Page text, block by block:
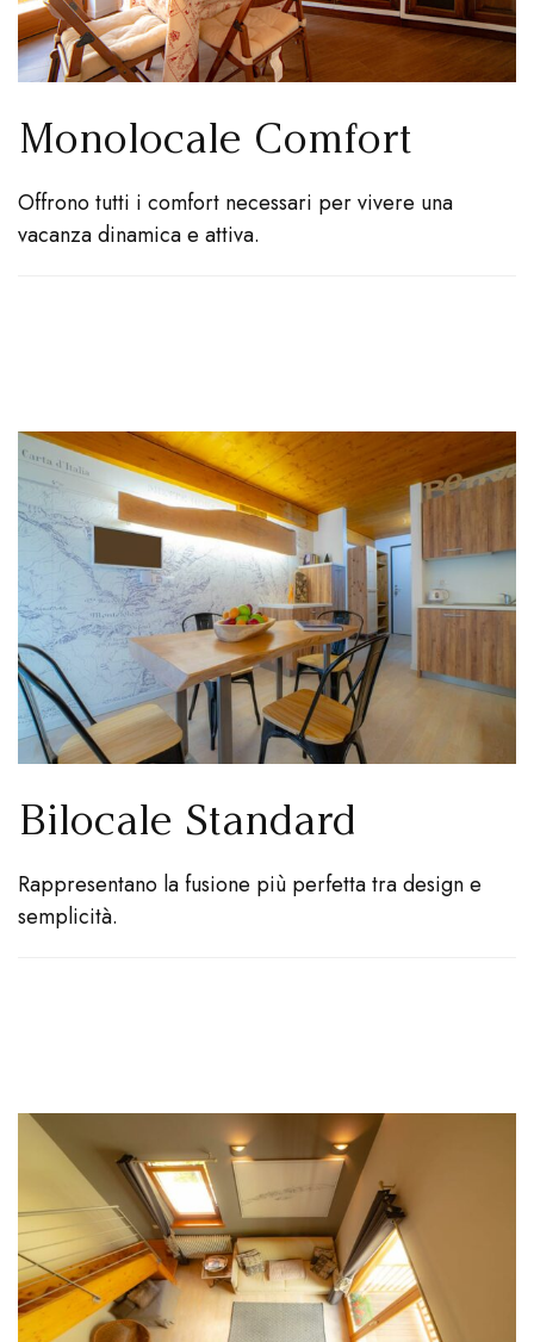
Monolocale Comfort
Offrono tutti i comfort necessari per vivere una
vacanza dinamica e attiva.
Bilocale Standard
Rappresentano la fusione più perfetta tra design e
semplicità.